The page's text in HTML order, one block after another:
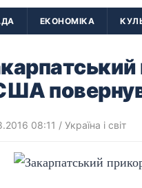
ЕКОНОМІКА
08:11 / Україна і світ